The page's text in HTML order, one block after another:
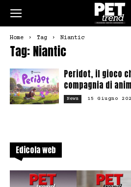
Home Tag Niantic
Tag: Niantic
Peridot, il gioco
compagnia di
News 15 Giugno
Edicola web